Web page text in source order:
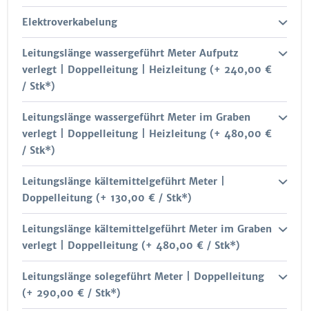
Elektroverkabelung
Leitungslänge wassergeführt Meter Aufputz
verlegt | Doppelleitung | Heizleitung (+ 240,00 €
/ Stk*)
Leitungslänge wassergeführt Meter im Graben
verlegt | Doppelleitung | Heizleitung (+ 480,00 €
/ Stk*)
Leitungslänge kältemittelgeführt Meter |
Doppelleitung (+ 130,00 € / Stk*)
Leitungslänge kältemittelgeführt Meter im Graben
verlegt | Doppelleitung (+ 480,00 € / Stk*)
Leitungslänge solegeführt Meter | Doppelleitung
(+ 290,00 € / Stk*)